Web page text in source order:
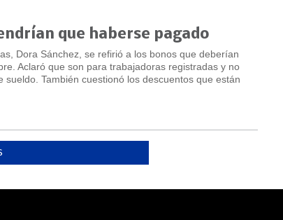
que haberse pagado
Dora Sánchez, se refirió a los bonos que deberían
Aclaró que son para trabajadoras registradas y no
También cuestionó los descuentos que están